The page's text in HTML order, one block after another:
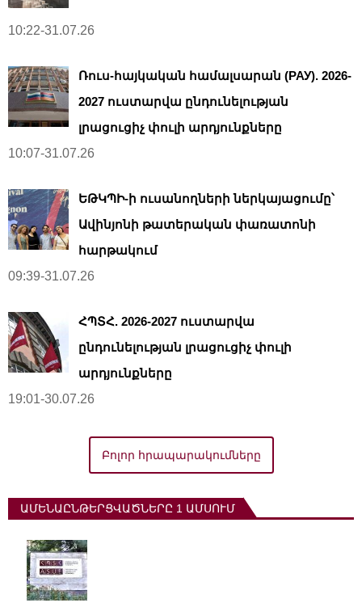
10:22-31.07.26
Ռուս-հայկական համալսարան (РАУ). 2026-
2027 ուստարվա ընդունելության
լրացուցիչ փուլի արդյունքները
10:07-31.07.26
ԵԹԿՊԻ-ի ուսանողների ներկայացումը՝
Ավինյոնի թատերական փառատոնի
հարթակում
09:39-31.07.26
ՀՊՏՀ. 2026-2027 ուստարվա
ընդունելության լրացուցիչ փուլի
արդյունքները
19:01-30.07.26
Բոլոր հրապարակումները
ԱՄԵՆԱԸՆԹԵՐՑՎԱԾՆԵՐԸ 1 ԱՄՍՈՒՄ